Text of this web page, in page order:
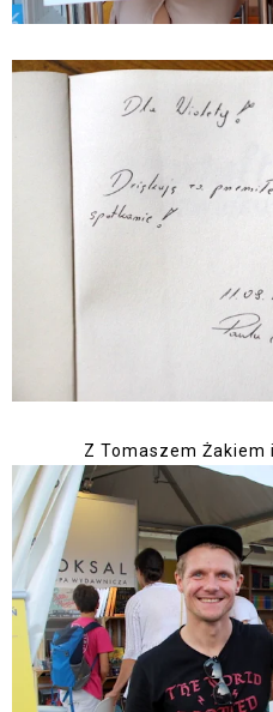
Z Tomaszem Żakiem